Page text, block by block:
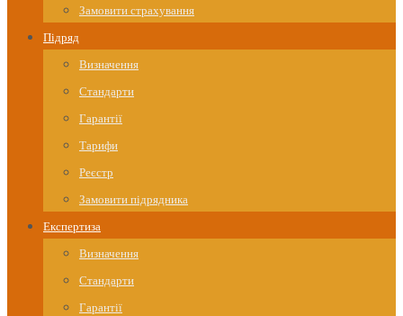
Замовити страхування
Підряд
Визначення
Стандарти
Гарантії
Тарифи
Реєстр
Замовити підрядника
Експертиза
Визначення
Стандарти
Гарантії